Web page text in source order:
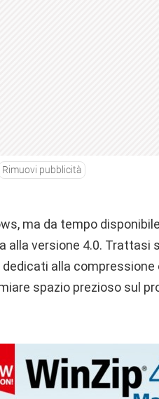
Rimuovi pubblicità
ma da tempo
alla versione 4.0. Trattasi
alla compressione
spazio prezioso sul